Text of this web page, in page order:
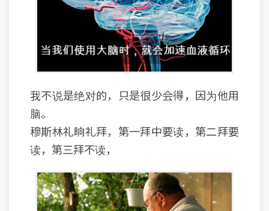
我不说是绝对的，只是很少会得，因为他用
脑。
穆斯林礼晌礼拜，第一拜中要读，第二拜要
读，第三拜不读，